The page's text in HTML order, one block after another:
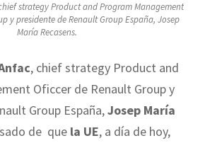
strategy Product and Program Management
y presidente de Renault Group España, Josep
María Recasens.
, chief strategy Product and
Oficcer de Renault Group y
Group España,Josep María
de que la UE, a día de hoy,